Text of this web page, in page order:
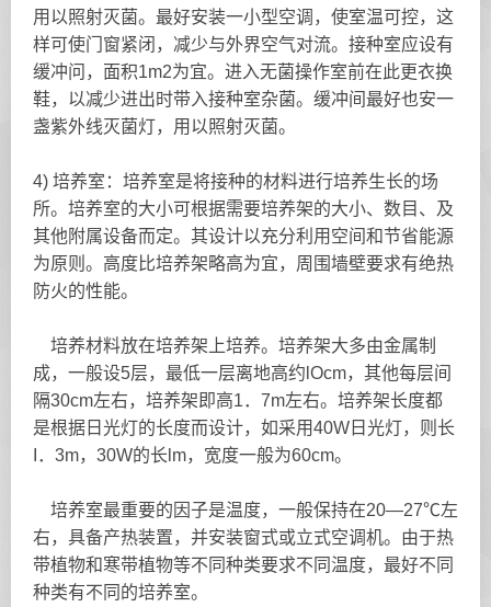
用以照射灭菌。最好安装一小型空调，使室温可控，这
样可使门窗紧闭，减少与外界空气对流。接种室应设有
缓冲问，面积1m2为宜。进入无菌操作室前在此更衣换
鞋，以减少进出时带入接种室杂菌。缓冲间最好也安一
盏紫外线灭菌灯，用以照射灭菌。
4) 培养室：培养室是将接种的材料进行培养生长的场
所。培养室的大小可根据需要培养架的大小、数目、及
其他附属设备而定。其设计以充分利用空间和节省能源
为原则。高度比培养架略高为宜，周围墙壁要求有绝热
防火的性能。
培养材料放在培养架上培养。培养架大多由金属制
成，一般设5层，最低一层离地高约lOcm，其他每层间
隔30cm左右，培养架即高1．7m左右。培养架长度都
是根据日光灯的长度而设计，如采用40W日光灯，则长
I．3m，30W的长lm，宽度一般为60cm。
培养室最重要的因子是温度，一般保持在20—27℃左
右，具备产热装置，并安装窗式或立式空调机。由于热
带植物和寒带植物等不同种类要求不同温度，最好不同
种类有不同的培养室。